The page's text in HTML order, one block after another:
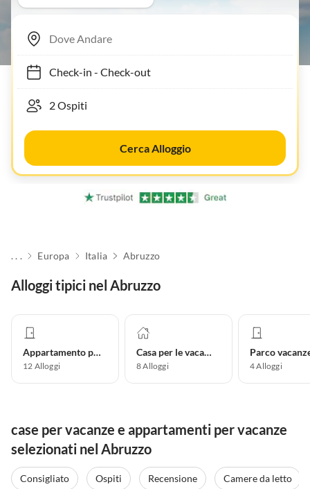
Check-in- Check-out
Cerca Alloggio
. . . Europa Italia Abruzzo
Alloggi tipici nel Abruzzo
Appartamento per vacanze
12 Alloggi
Casa per le vacanze
8Alloggi
Parco
4Alloggi
case per vacanze e appartamenti per vacanze
selezionati nel Abruzzo
Consigliato Ospiti Recensione
Camere da letto